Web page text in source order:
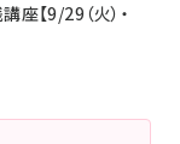
【9/29（火）・